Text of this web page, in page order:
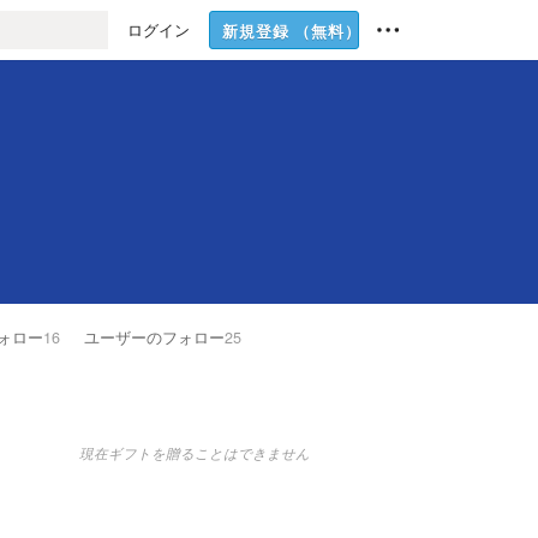
ログイン 新規登録 （無料）
ロー16 ユーザーのフォロー25
現在ギフトを贈ることはできません